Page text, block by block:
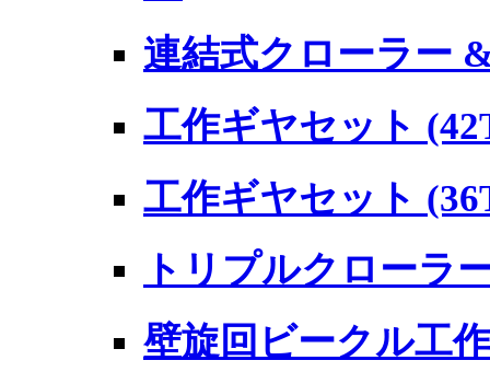
連結式クローラー
工作ギヤセット
工作ギヤセット
トリプルクローラ
壁旋回ビークル工